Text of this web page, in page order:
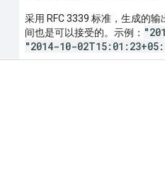
采用 RFC 3339 标准，生成的
间也是可以接受的。示例：
"2014-10-